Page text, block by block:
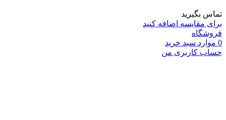
تماس بگیرید
برای مقایسه اضافه کنید
فروشگاه
0 موارد سبد خرید
حساب کاربری من